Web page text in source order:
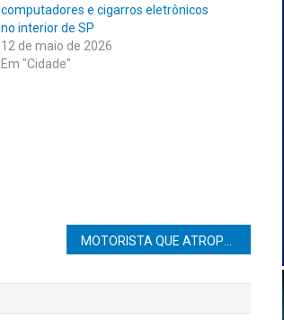
computadores e cigarros eletrônicos
no interior de SP
12 de maio de 2026
Em "Cidade"